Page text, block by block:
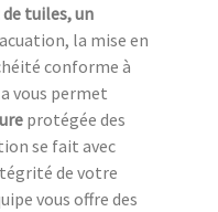
tuiles, un
la mise en
conforme à
vous permet
protégée des
se fait avec
de votre
vous offre des